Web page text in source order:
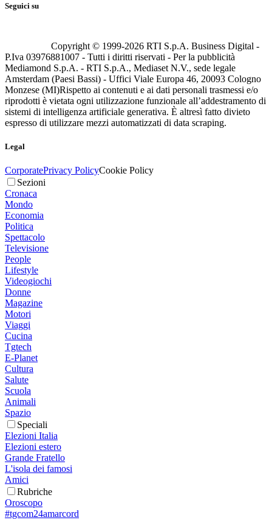
Seguici su
Copyright © 1999-2026 RTI S.p.A. Business Digital -
P.Iva 03976881007 - Tutti i diritti riservati - Per la pubblicità
Mediamond S.p.A. - RTI S.p.A., Mediaset N.V., sede legale
Amsterdam (Paesi Bassi) - Uffici Viale Europa 46, 20093 Cologno
Monzese (MI)Rispetto ai contenuti e ai dati personali trasmessi e/o
riprodotti è vietata ogni utilizzazione funzionale all’addestramento di
sistemi di intelligenza artificiale generativa. È altresì fatto divieto
espresso di utilizzare mezzi automatizzati di data scraping.
Legal
CorporatePrivacy PolicyCookie Policy
Sezioni
Cronaca
Mondo
Economia
Politica
Spettacolo
Televisione
People
Lifestyle
Videogiochi
Donne
Magazine
Motori
Viaggi
Cucina
Tgtech
E-Planet
Cultura
Salute
Scuola
Animali
Spazio
Speciali
Elezioni Italia
Elezioni estero
Grande Fratello
L'isola dei famosi
Amici
Rubriche
Oroscopo
#tgcom24amarcord